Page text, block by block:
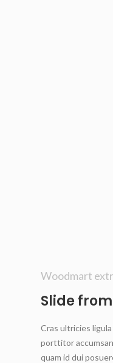
Woodmart
Slide from
Cras ultricies
porttitor
quam id dui